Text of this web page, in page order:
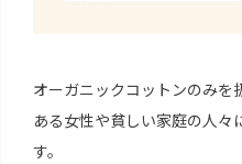
オーガニックコットンのみを
ある女性や貧しい家庭の人々
す。